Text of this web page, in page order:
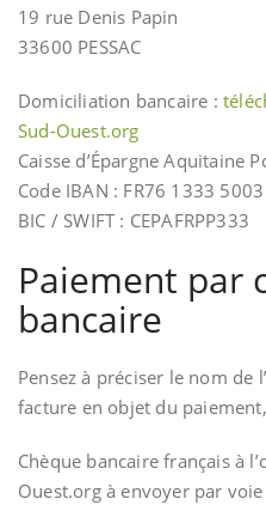
19 rue Denis Papin
33600 PESSAC
Domiciliation bancaire :
Sud-Ouest.org
Caisse d’Épargne Aquitaine
Code IBAN : FR76 1333
BIC / SWIFT : CEPAFRPP333
Paiement par
bancaire
Pensez à préciser le nom de
facture en objet du
Chèque bancaire français à
Ouest.org à envoyer par